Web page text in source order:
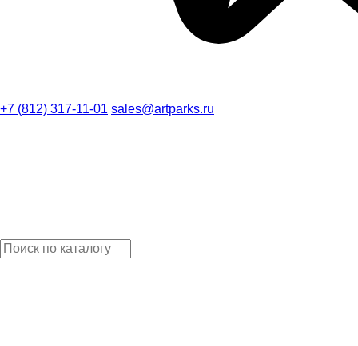
+7 (812) 317-11-01 sales@artparks.ru